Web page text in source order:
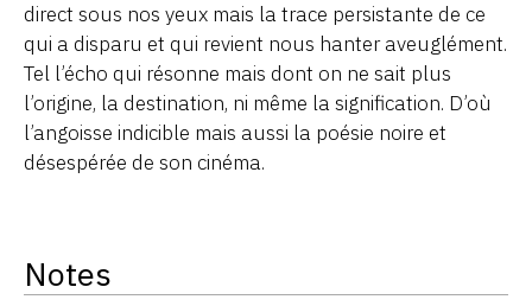
direct sous nos yeux mais la trace persistante de ce
qui a disparu et qui revient nous hanter aveuglément.
Tel l’écho qui résonne mais dont on ne sait plus
l’origine, la destination, ni même la signification. D’où
l’angoisse indicible mais aussi la poésie noire et
désespérée de son cinéma.
Notes